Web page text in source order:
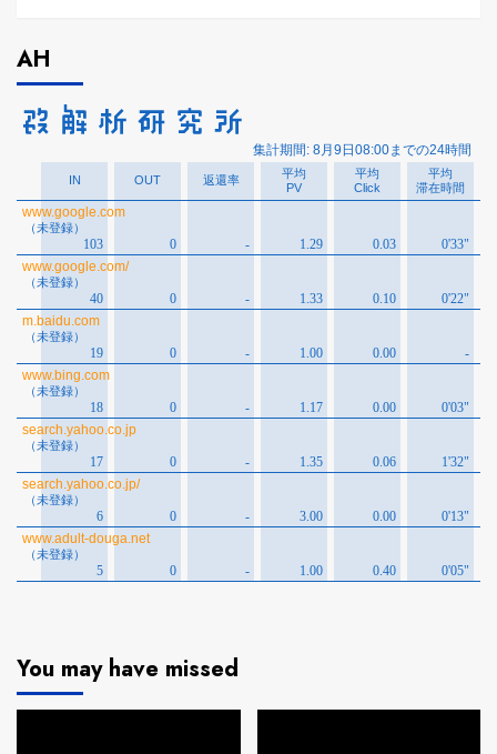
AH
You may have missed